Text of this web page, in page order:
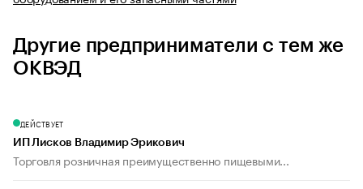
Другие предприниматели с тем же
ОКВЭД
ДЕЙСТВУЕТ
ИП Лисков Владимир Эрикович
Торговля розничная преимущественно пищевыми...